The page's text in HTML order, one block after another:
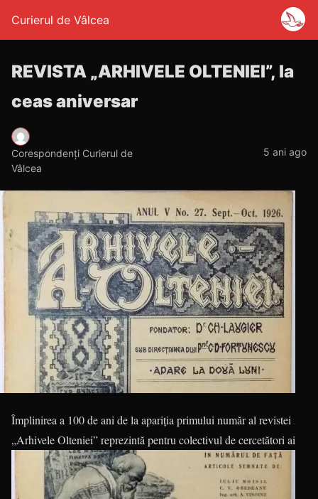
Curierul de Vâlcea
REVISTA „ARHIVELE OLTENIEI”, la
ceas aniversar
Corespondenți Curierul de
Vâlcea
5 ani ago
Împlinirea a 100 de ani de la apariția primului număr al revistei
„Arhivele Olteniei” reprezintă pentru colectivul decercetători ai